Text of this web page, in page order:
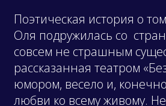
Поэтическая история о
Оля подружилась со
совсем не страшным
рассказанная театром
юмором, весело и,
любви ко всему живому. Не